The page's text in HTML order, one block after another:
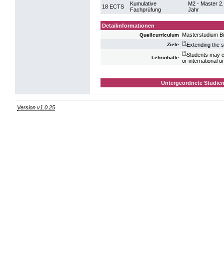
18 ECTS
Kumulative
Fachprüfung
M2 - Master 2.
Jahr
Detailinformationen
Quellcurriculum Masterstudium
Ziele (*)Extending the
Lehrinhalte
(*)Students may
or international
Untergeordnete
Version v1.0.25